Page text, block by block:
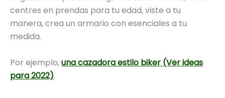
centres en prendas para tu edad, viste a tu
manera, crea un armario con esenciales a tu
medida.
Por ejemplo,una cazadora estilo biker (Ver ideas
para 2022).